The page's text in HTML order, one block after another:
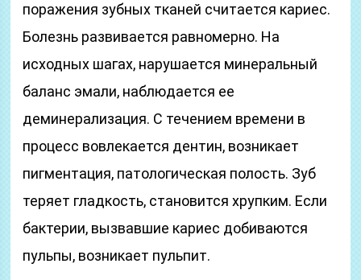
поражения зубных тканей считается кариес.
Болезнь развивается равномерно. На
исходных шагах, нарушается минеральный
баланс эмали, наблюдается ее
деминерализация. С течением времени в
процесс вовлекается дентин, возникает
пигментация, патологическая полость. Зуб
теряет гладкость, становится хрупким. Если
бактерии, вызвавшие кариес добиваются
пульпы, возникает пульпит.